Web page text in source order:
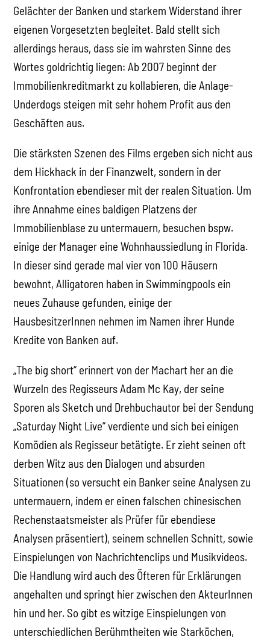
Gelächter der Banken und starkem Widerstand ihrer
eigenen Vorgesetzten begleitet. Bald stellt sich
allerdings heraus, dass sie im wahrsten Sinne des
Wortes goldrichtig liegen: Ab 2007 beginnt der
Immobilienkreditmarkt zu kollabieren, die Anlage-
Underdogs steigen mit sehr hohem Profit aus den
Geschäften aus.
Die stärksten Szenen des Films ergeben sich nicht aus
dem Hickhack in der Finanzwelt, sondern in der
Konfrontation ebendieser mit der realen Situation. Um
ihre Annahme eines baldigen Platzens der
Immobilienblase zu untermauern, besuchen bspw.
einige der Manager eine Wohnhaussiedlung in Florida.
In dieser sind gerade mal vier von 100 Häusern
bewohnt, Alligatoren haben in Swimmingpools ein
neues Zuhause gefunden, einige der
HausbesitzerInnen nehmen im Namen ihrer Hunde
Kredite von Banken auf.
„The big short“ erinnert von der Machart her an die
Wurzeln des Regisseurs Adam Mc Kay, der seine
Sporen als Sketch und Drehbuchautor bei der Sendung
„Saturday Night Live“ verdiente und sich bei einigen
Komödien als Regisseur betätigte. Er zieht seinen oft
derben Witz aus den Dialogen und absurden
Situationen (so versucht ein Banker seine Analysen zu
untermauern, indem er einen falschen chinesischen
Rechenstaatsmeister als Prüfer für ebendiese
Analysen präsentiert), seinem schnellen Schnitt, sowie
Einspielungen von Nachrichtenclips und Musikvideos.
Die Handlung wird auch des Öfteren für Erklärungen
angehalten und springt hier zwischen den AkteurInnen
hin und her. So gibt es witzige Einspielungen von
unterschiedlichen Berühmtheiten wie Starköchen,